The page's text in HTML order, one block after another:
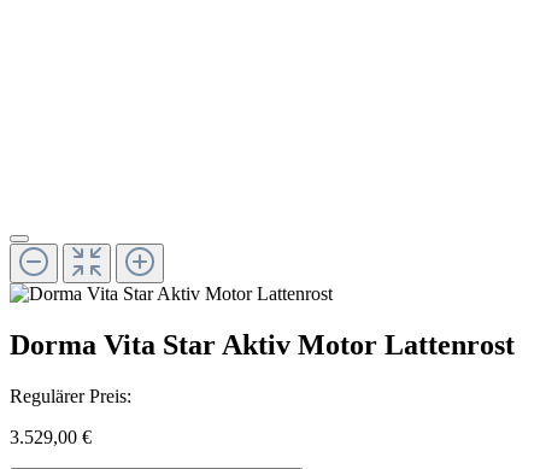
Dorma Vita Star Aktiv Motor Lattenrost
Regulärer Preis:
3.529,00 €